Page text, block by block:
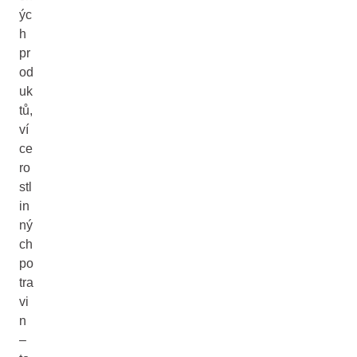
ýc
h
pr
od
uk
tů,
ví
ce
ro
stl
in
ný
ch
po
tra
vi
n
–